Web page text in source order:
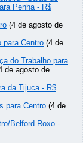
Penha - R$
(4 de agosto de
para Centro (4 de
do Trabalho para
de agosto de
da Tijuca - R$
para Centro (4 de
Belford Roxo -